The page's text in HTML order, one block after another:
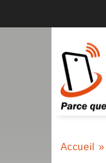
Accueil »